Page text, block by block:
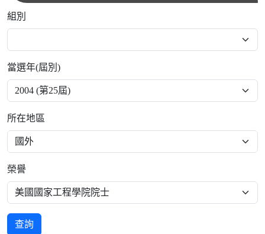
組別
當選年(屆別)
所在地區
榮譽
查詢